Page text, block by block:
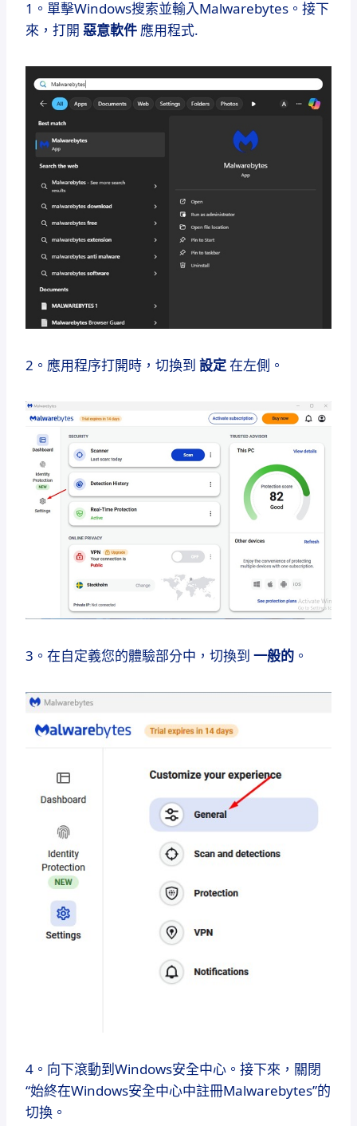
1。單擊Windows搜索並輸入Malwarebytes。接下
來，打開 惡意軟件 應用程式.
2。應用程序打開時，切換到 設定在左側。
3。在自定義您的體驗部分中，切換到 一般的 。
4。向下滾動到Windows安全中心。接下來，關閉
“始終在Windows安全中心中註冊Malwarebytes”的
切換。